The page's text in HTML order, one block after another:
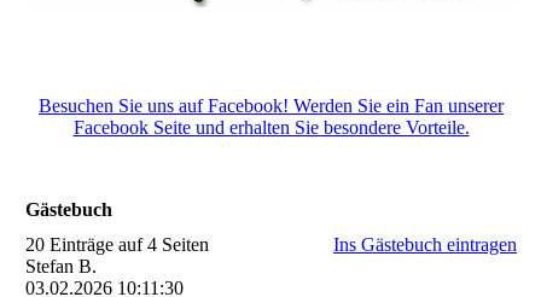
Besuchen Sie uns auf Facebook! Werden Sie ein Fan unserer
Facebook Seite und erhalten Sie besondere Vorteile.
Gästebuch
20 Einträge auf 4 Seiten
Ins Gästebuch eintragen
Stefan B.
03.02.2026 10:11:30